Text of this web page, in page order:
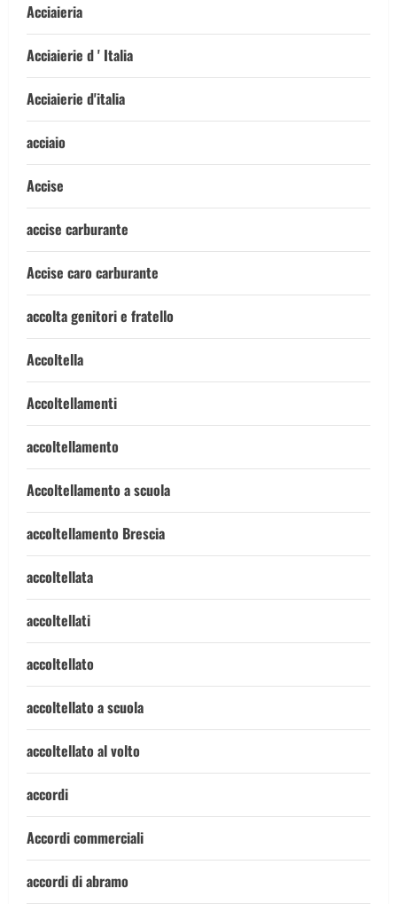
Acciaieria
Acciaierie d ' Italia
Acciaierie d'italia
acciaio
Accise
accise carburante
Accise caro carburante
accolta genitori e fratello
Accoltella
Accoltellamenti
accoltellamento
Accoltellamento a scuola
accoltellamento Brescia
accoltellata
accoltellati
accoltellato
accoltellato a scuola
accoltellato al volto
accordi
Accordi commerciali
accordi di abramo